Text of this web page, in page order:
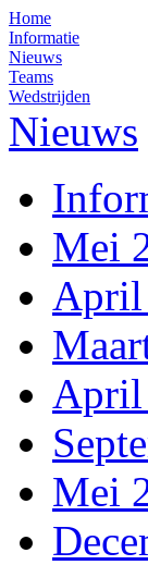
Home
Informatie
Nieuws
Teams
Wedstrijden
Nieuws
Mei
April
April
Mei